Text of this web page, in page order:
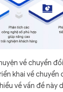
về chuyển
khai về chuyển
về vấn đề này